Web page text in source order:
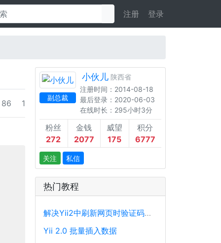
注册 登录
86 1
副总裁
小伙儿 陕西省
注册时间：2014-08-18
最后登录：2020-06-03
在线时长：295小时3分
粉丝
272
金钱
2077
威望
175
积分
6777
关注 私信
热门教程
解决Yii2中刷新网页时验证码不刷新的问题
Yii 2.0 批量插入数据